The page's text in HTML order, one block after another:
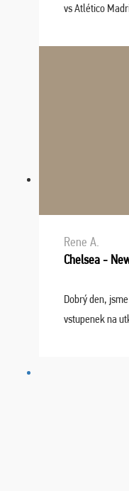
vs Atlético
spokojnosti.
Rene A.
Chelsea -
Dobrý den,
vstupenek na